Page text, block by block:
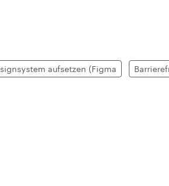
aufsetzen (Figma